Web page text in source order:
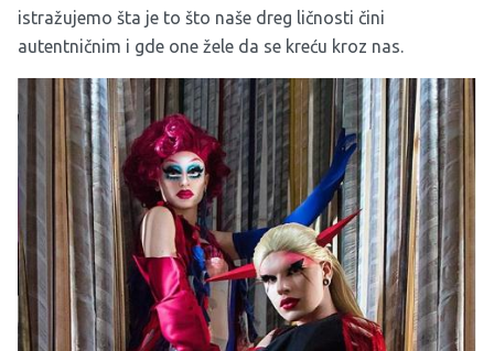
istražujemo šta je to što naše dreg ličnosti čini
autentničnim i gde one žele da se kreću kroz nas.